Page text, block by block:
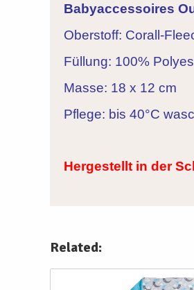
Babyaccessoires
Oberstoff: Corall-
Füllung: 100%
Masse: 18 x 12 cm
Pflege: bis 40°C
Hergestellt in der
Related: